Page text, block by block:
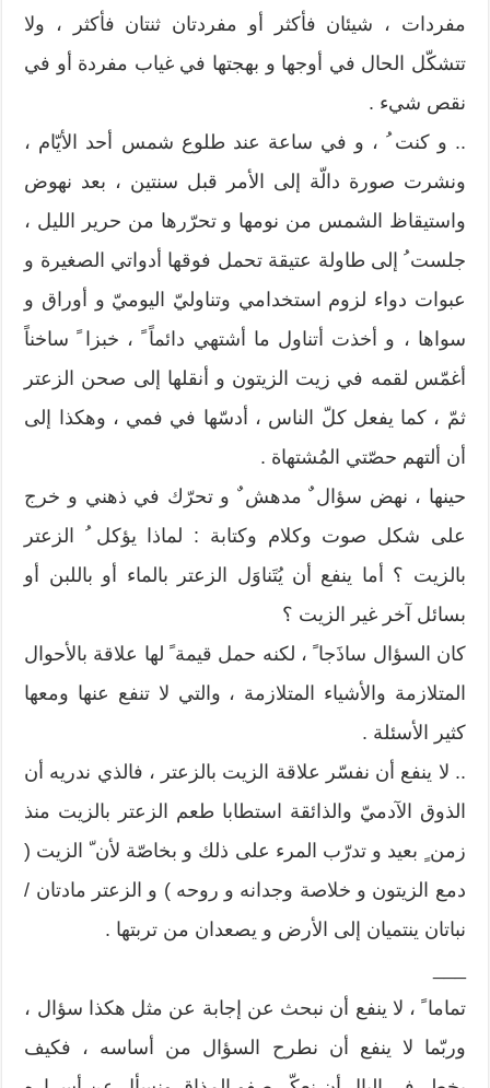
مفردات ، شيئان فأكثر أو مفردتان ثنتان فأكثر ، ولا
تتشكّل الحال في أوجها و بهجتها في غياب مفردة أو في
نقص شيء .
.. و كنت ُ ، و في ساعة عند طلوع شمس أحد الأيّام ،
ونشرت صورة دالّة إلى الأمر قبل سنتين ، بعد نهوض
واستيقاظ الشمس من نومها و تحرّرها من حرير الليل ،
جلست ُ إلى طاولة عتيقة تحمل فوقها أدواتي الصغيرة و
عبوات دواء لزوم استخدامي وتناوليّ اليوميّ و أوراق و
سواها ، و أخذت أتناول ما أشتهي دائماً ً ، خبزا ً ساخناً
أغمّس لقمه في زيت الزيتون و أنقلها إلى صحن الزعتر
ثمّ ، كما يفعل كلّ الناس ، أدسّها في فمي ، وهكذا إلى
أن ألتهم حصّتي المُشتهاة .
حينها ، نهض سؤال ٌ مدهش ٌ و تحرّك في ذهني و خرج
على شكل صوت وكلام وكتابة : لماذا يؤكل ُ الزعتر
بالزيت ؟ أما ينفع أن يُتَناوَل الزعتر بالماء أو باللبن أو
بسائل آخر غير الزيت ؟
كان السؤال ساذَجا ً ، لكنه حمل قيمة ً لها علاقة بالأحوال
المتلازمة والأشياء المتلازمة ، والتي لا تنفع عنها ومعها
كثير الأسئلة .
.. لا ينفع أن نفسّر علاقة الزيت بالزعتر ، فالذي ندريه أن
الذوق الآدميّ والذائقة استطابا طعم الزعتر بالزيت منذ
زمن ٍ بعيد و تدرّب المرء على ذلك و بخاصّة لأن ّ الزيت (
دمع الزيتون و خلاصة وجدانه و روحه ) و الزعتر مادتان /
نباتان ينتميان إلى الأرض و يصعدان من تربتها .
تماما ً ، لا ينفع أن نبحث عن إجابة عن مثل هكذا سؤال ،
وربّما لا ينفع أن نطرح السؤال من أساسه ، فكيف